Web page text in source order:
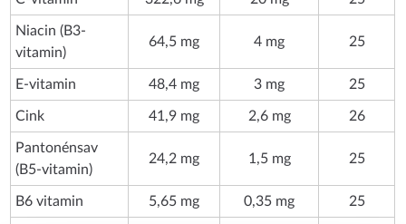
Niacin (B3-
vitamin)
64,5 mg 4 mg 25
E-vitamin 48,4 mg 3 mg 25
Cink 41,9 mg 2,6 mg 26
Pantonénsav
(B5-vitamin)
24,2 mg 1,5 mg 25
B6 vitamin 5,65 mg 0,35 mg 25